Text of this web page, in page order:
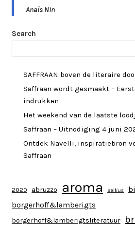
Anaïs Nin
Search
SAFFRAAN boven de literaire
Saffraan wordt gesmaakt –
indrukken
Het weekend van de laatste
Saffraan – Uitnodiging 4 juni
Ontdek Navelli, inspiratiebron
Saffraan
2020 abruzzo aroma Belfius
borgerhoff&lamberigts
borgerhoff&lamberigtsliteratuur